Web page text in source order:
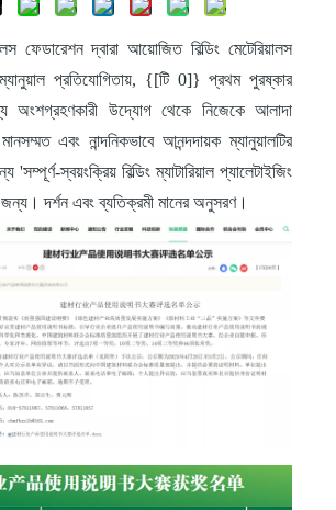
ফেডারেশন দ্বারা আয়োজিত বিল্ডিং মেটেরিয়ালস
ম্যানুয়াল প্রতিযোগিতায়, {[টি 0]} প্রথম পুরষ্কার
উদ্যোগ থেকে নিজেকে আলাদা
এবং নান্দনিকভাবে আনন্দদায়ক ম্যানুয়ালটির
স্বয়ংক্রিয় বিল্ডিং ম্যাটারিয়াল প্যালেটাইজিং
দর্শন এবং ব্যতিক্রমী মানের অনুসরণ।